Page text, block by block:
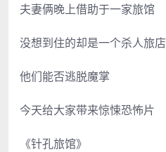
夫妻俩晚上借助于一家旅馆
没想到住的却是一个杀人旅店
他们能否逃脱魔掌
今天给大家带来惊悚恐怖片
《针孔旅馆》